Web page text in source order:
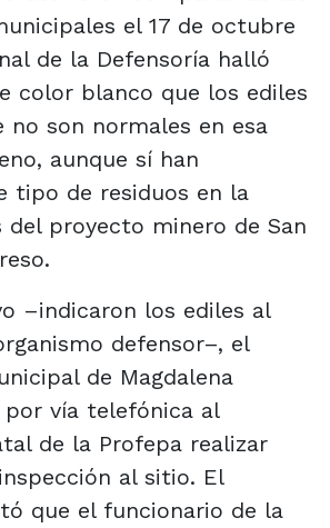
el 17 de octubre
de la Defensoría halló
color blanco que los ediles
no son normales en esa
aunque sí han
tipo de residuos en la
del proyecto minero de San
–indicaron los ediles al
defensor–, el
de Magdalena
vía telefónica al
de la Profepa realizar
al sitio. El
que el funcionario de la